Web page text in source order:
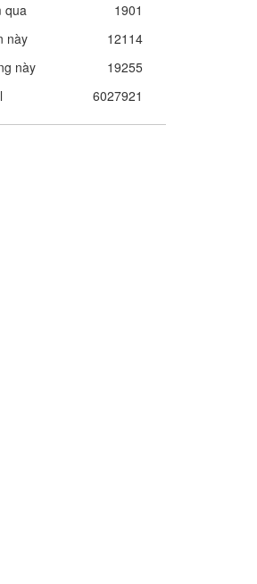
qua
1901
này
12114
này
19255
6027921